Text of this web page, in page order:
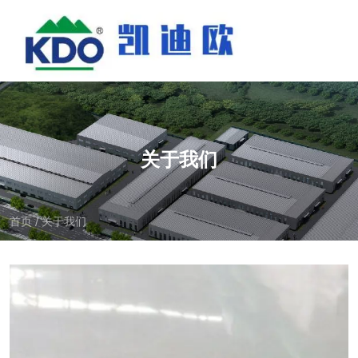
关于我们
首页/关于我们